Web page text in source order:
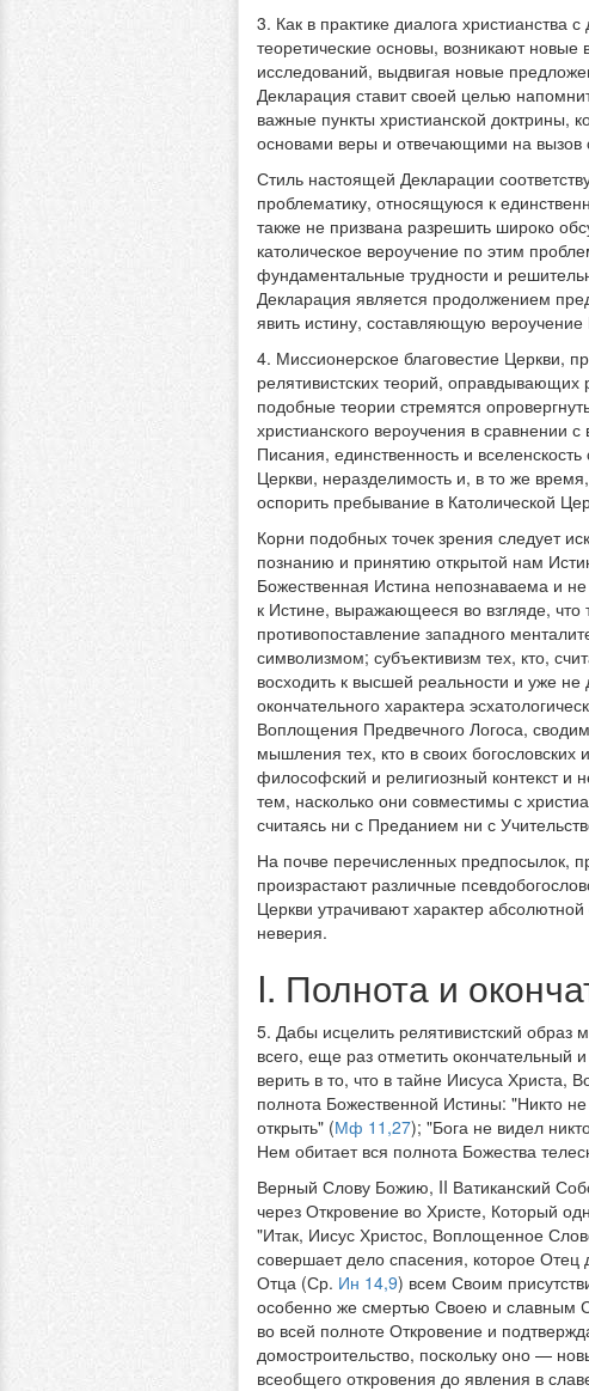
3. Как в практике диалога христианства
теоретические основы, возникают
исследований, выдвигая новые
Декларация ставит своей целью
важные пункты христианской доктрины,
основами веры и отвечающими на вызов
Стиль настоящей Декларации
проблематику, относящуюся к
также не призвана разрешить широко
католическое вероучение по этим
фундаментальные трудности и
Декларация является продолжением
явить истину, составляющую вероучение
4. Миссионерское благовестие Церкви,
релятивистских теорий,
подобные теории стремятся
христианского вероучения в
Писания, единственность и
Церкви, неразделимость и, в то же
оспорить пребывание в Католической
Корни подобных точек зрения следует
познанию и принятию открытой нам
Божественная Истина непознаваема и
к Истине, выражающееся во взгляде,
противопоставление западного
символизмом; субъективизм тех, кто,
восходить к высшей реальности и уже
окончательного характера
Воплощения Предвечного Логоса,
мышления тех, кто в своих
философский и религиозный контекст и
тем, насколько они совместимы с
считаясь ни с Преданием ни с
На почве перечисленных предпосылок,
произрастают различные
Церкви утрачивают характер
неверия.
I. Полнота и
5. Дабы исцелить релятивистский
всего, еще раз отметить окончательный
верить в то, что в тайне Иисуса
полнота Божественной Истины: "Никто
открыть" (Мф 11,27); "Бога не видел
Нем обитает вся полнота Божества
Верный Слову Божию, II Ватиканский
через Откровение во Христе, Который
"Итак, Иисус Христос, Воплощенное
совершает дело спасения, которое Отец
Отца (Ср. Ин 14,9) всем Своим
особенно же смертью Своею и славным
во всей полноте Откровение и
домостроительство, поскольку оно —
всеобщего откровения до явления в